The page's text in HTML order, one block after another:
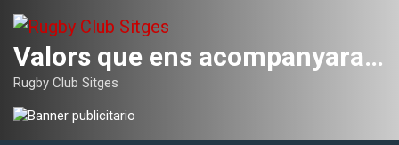
contenido
Valors que ens acompanyaran tota la vida
Rugby Club Sitges